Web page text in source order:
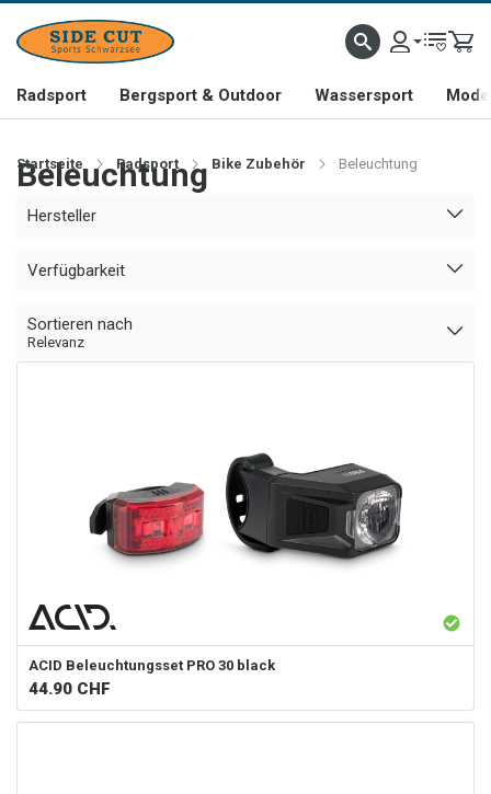
Radsport Bergsport & Outdoor Wassersport
Startseite Radsport Bike Zubehör Beleuchtung
Beleuchtung
Hersteller
Verfügbarkeit
Sortieren nach
Relevanz
ACID Beleuchtungsset PRO 30 black
44.90 CHF